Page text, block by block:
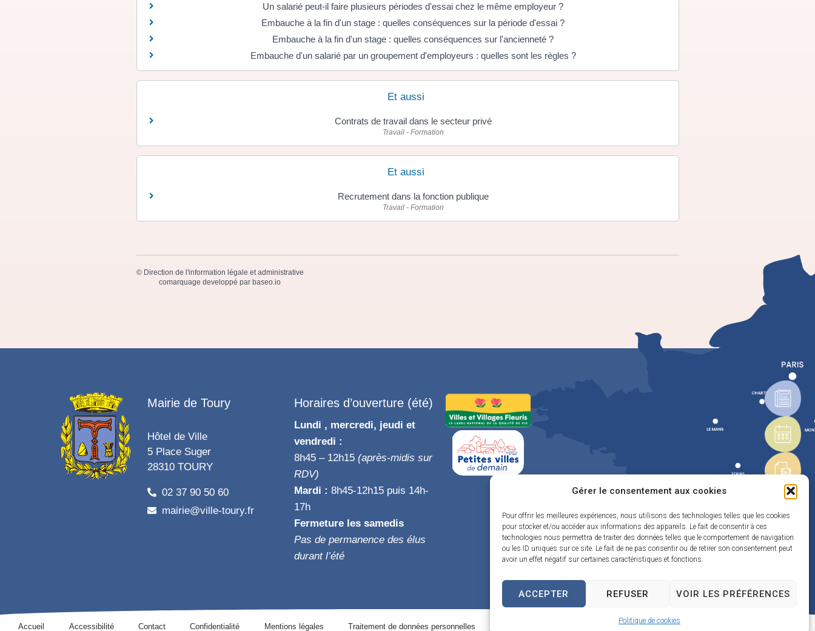
Gérer le consentement aux cookies
Pour offrir les meilleures expériences, nous utilisons des technologies telles que les cookies
pour stocker et/ou accéder aux informations des appareils. Le fait de consentir à ces
technologies nous permettra de traiter des données telles que le comportement de navigation
ou les ID uniques sur ce site. Le fait de ne pas consentir ou de retirer son consentement peut
avoir un effet négatif sur certaines caractéristiques et fonctions.
ACCEPTER REFUSER VOIR LES PRÉFÉRENCES
Politique de cookies
Un salarié peut-il faire plusieurs périodes d'essai chez le même employeur ?
Embauche à la fin d'un stage : quelles conséquences sur la période d'essai ?
Embauche à la fin d'un stage : quelles conséquences sur l'ancienneté ?
Embauche d'un salarié par un groupement d'employeurs : quelles sont les règles ?
Et aussi
Contrats de travail dans le secteur privé
Travail - Formation
Et aussi
Recrutement dans la fonction publique
Travail - Formation
© Direction de l'information légale et administrative
comarquage developpé par baseo.io
Mairie de Toury
Hôtel de Ville
5 Place Suger
28310 TOURY
02 37 90 50 60
mairie@ville-toury.fr
Horaires d’ouverture (été)
Lundi , mercredi, jeudi et
vendredi :
8h45 – 12h15(après-midis sur
RDV)
Mardi : 8h45-12h15 puis 14h-
17h
Fermeture les samedis
Pas de permanence des élus
durant l’été
Accueil Accessibilité Contact Confidentialité Mentions légales Traitement de données personnelles Propulsé par Utopia (sites internet de collectivités & GRC/GRU)